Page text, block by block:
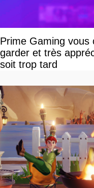
Prime Gaming
garder et très
soit trop tard